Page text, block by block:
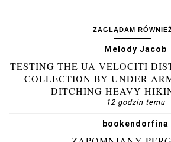
ZAGLĄDAM
Melody Jacob
TESTING THE UA VELOCITI
COLLECTION BY UNDER
DITCHING HEAVY
12 godzin temu
bookendorfina